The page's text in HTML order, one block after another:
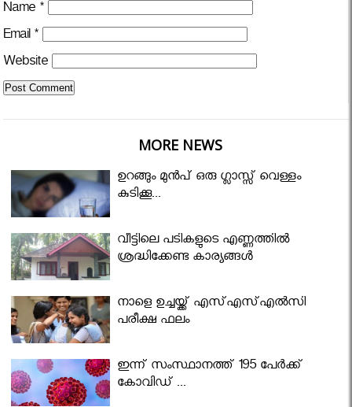
Name *
Email *
Website
MORE NEWS
ഉറങ്ങും മുന്‍പ് ഒരു ഗ്ലാസ്സ് വെള്ളം
കുടിക്കൂ...
വീട്ടിലെ പടികളുടെ എണ്ണത്തിൽ
ശ്രദ്ധിക്കേണ്ട കാര്യങ്ങൾ
നാളെ ഉച്ചയ്ക്ക് എസ്എസ്എല്‍സി
പരീക്ഷ ഫലം
ഇന്ന് സംസ്ഥാനത്ത് 195 പേര്‍ക്ക്
കോവിഡ് ...